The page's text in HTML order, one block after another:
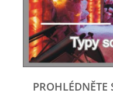
PROHLÉDNĚTE